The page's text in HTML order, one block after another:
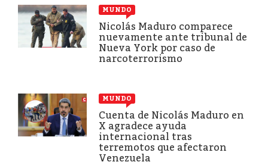
MUNDO
Nicolás Maduro comparece
nuevamente ante tribunal de
Nueva York por caso de
narcoterrorismo
MUNDO
Cuenta de Nicolás Maduro en
X agradece ayuda
internacional tras
terremotos que afectaron
Venezuela